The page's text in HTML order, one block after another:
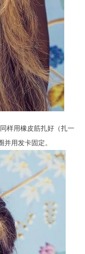
样用橡皮筋扎好（扎一
用发卡固定。